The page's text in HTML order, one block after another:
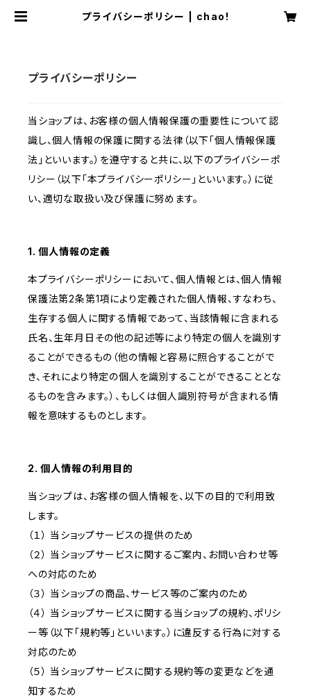
プライバシーポリシー | chao!
プライバシーポリシー
当ショップは、お客様の個人情報保護の重要性について認
識し、個人情報の保護に関する法律（以下「個人情報保護
法」といいます。）を遵守すると共に、以下のプライバシーポ
リシー（以下「本プライバシーポリシー」といいます。）に従
い、適切な取扱い及び保護に努めます。
1. 個人情報の定義
本プライバシーポリシーにおいて、個人情報とは、個人情報
保護法第2条第1項により定義された個人情報、すなわち、
生存する個人に関する情報であって、当該情報に含まれる
氏名、生年月日その他の記述等により特定の個人を識別す
ることができるもの（他の情報と容易に照合することがで
き、それにより特定の個人を識別することができることとな
るものを含みます。）、もしくは個人識別符号が含まれる情
報を意味するものとします。
2. 個人情報の利用目的
当ショップは、お客様の個人情報を、以下の目的で利用致
します。
（１） 当ショップサービスの提供のため
（２） 当ショップサービスに関するご案内、お問い合わせ等
への対応のため
（３） 当ショップの商品、サービス等のご案内のため
（４） 当ショップサービスに関する当ショップの規約、ポリシ
ー等（以下「規約等」といいます。）に違反する行為に対する
対応のため
（５） 当ショップサービスに関する規約等の変更などを通
知するため